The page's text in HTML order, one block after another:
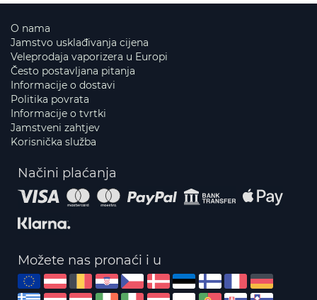
O nama
Jamstvo usklađivanja cijena
Veleprodaja vaporizera u Europi
Često postavljana pitanja
Informacije o dostavi
Politika povrata
Informacije o tvrtki
Jamstveni zahtjev
Korisnička služba
Načini plaćanja
Možete nas pronaći i u